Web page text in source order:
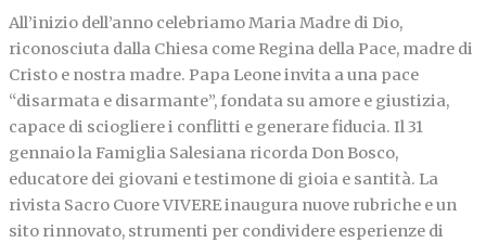
All’inizio dell’anno celebriamo Maria Madre di Dio,
riconosciuta dalla Chiesa come Regina della Pace, madre di
Cristo e nostra madre. Papa Leone invita a una pace
“disarmata e disarmante”, fondata su amore e giustizia,
capace di sciogliere i conflitti e generare fiducia. Il 31
gennaio la Famiglia Salesiana ricorda Don Bosco,
educatore dei giovani e testimone di gioia e santità. La
rivista Sacro Cuore VIVERE inaugura nuove rubriche e un
sito rinnovato, strumenti per condividere esperienze di